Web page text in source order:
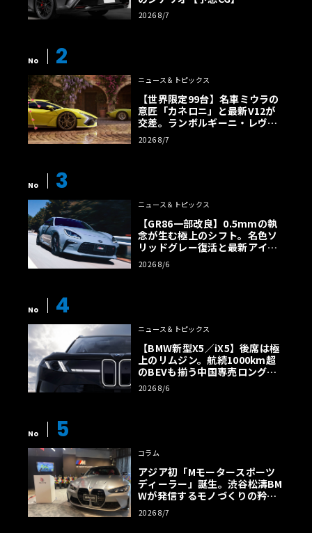
2026 8/7
No 2
ニュース＆トピックス
【世界限定99台】名車ミウラの
意匠「カネロニ」と最新V12が
交差。ランボルギーニ・レヴエ
ルトに60周年記念車が登場
2026 8/7
No 3
ニュース＆トピックス
【GR86一部改良】0.5mmの執
念が生む極上のシフト。名色ソ
リッドグレー復活と最新アイサ
イトでFRの極みへ
2026 8/6
No 4
ニュース＆トピックス
【BMW新型X5／iX5】後席は極
上のリムジン。航続1000km超
のBEVも揃う中国専売ロング仕
様の全貌
2026 8/6
No 5
コラム
アジア初「Mモータースポーツ
ディーラー」誕生。渋谷松濤BM
Wが発信するモノづくりの矜持
【木下隆之コラム】
2026 8/7